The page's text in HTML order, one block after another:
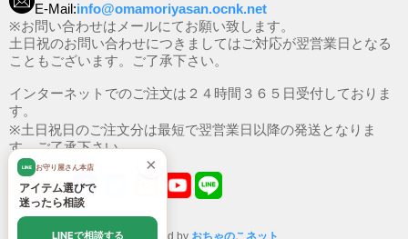
E-Mail:info@omamoriyasan.ocnk.net
※お問い合わせはメールにてお願い致します。
土日祝のお問い合わせにつきましてはご対応が翌営業日となる
こともございます。ご了承下さい。
インターネットでのご注文は２４時間３６５日受付しておりま
す。
※土日祝日のご注文分は最短で翌営業日以降の発送となりま
す。ご了承下さい。
Powered by おちゃのこネット
×
LINE お守り屋さん本店
アイテム選びで
迷ったら相談
LINEで相談する